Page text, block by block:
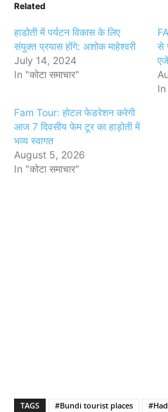
Related
हाडोती में पर्यटन विकास के लिए
संयुक्त प्रयास होंगे: अशोक माहेश्वरी
July 14, 2024
In "कोटा समाचार"
से
In
Fam Tour: होटल फेडरेशन करेगी
आज 7 दिवसीय फेम टूर का हाड़ोती में
भव्य स्वागत
August 5, 2026
In "कोटा समाचार"
TAGS #Bundi tourist places